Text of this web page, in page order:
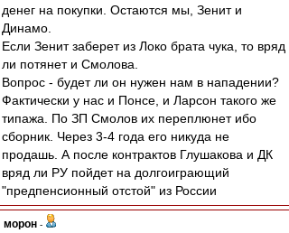
денег на покупки. Остаются мы, Зенит и
Динамо.
Если Зенит заберет из Локо брата чука, то вряд
ли потянет и Смолова.
Вопрос - будет ли он нужен нам в нападении?
Фактически у нас и Понсе, и Ларсон такого же
типажа. По ЗП Смолов их переплюнет ибо
сборник. Через 3-4 года его никуда не
продашь. А после контрактов Глушакова и ДК
вряд ли РУ пойдет на долгоиграющий
"предпенсионный отстой" из России
морон -